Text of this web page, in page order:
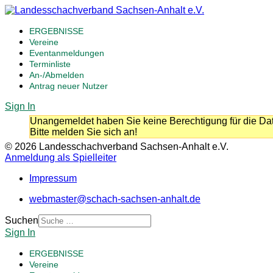
ERGEBNISSE
Vereine
Eventanmeldungen
Terminliste
An-/Abmelden
Antrag neuer Nutzer
Sign In
Unangemeldet haben Sie keine Berechtigung für die
Bitte melden Sie sich an!
© 2026 Landesschachverband Sachsen-Anhalt e.V.
Anmeldung als Spielleiter
Impressum
webmaster@schach-sachsen-anhalt.de
Suchen
Sign In
ERGEBNISSE
Vereine